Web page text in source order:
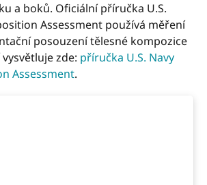
a boků. Oficiální příručka U.S.
Assessment používá měření
posouzení tělesné kompozice
zde: příručka U.S. Navy
Assessment.